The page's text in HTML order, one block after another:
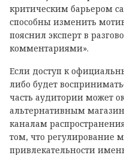
критическим барьером
способны изменить
пояснил эксперт в
комментариями».
Если доступ к
либо будет
часть аудитории может
альтернативным
каналам
том, что регулирование
привлекательности